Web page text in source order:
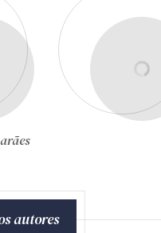
Moreira
autores